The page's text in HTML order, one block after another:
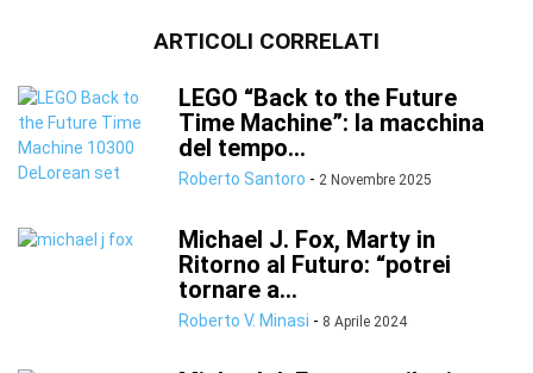
ARTICOLI CORRELATI
LEGO “Back to the Future
Time Machine”: la macchina
del tempo...
Roberto Santoro - 2 Novembre 2025
Michael J. Fox, Marty in
Ritorno al Futuro: “potrei
tornare a...
Roberto V. Minasi - 8 Aprile 2024